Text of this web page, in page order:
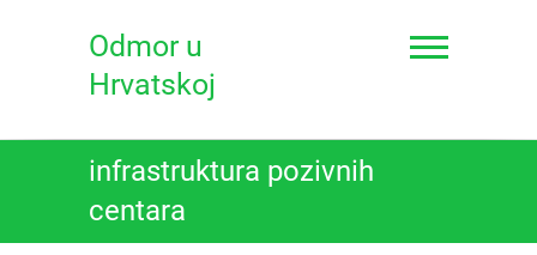
Odmor u
Hrvatskoj
infrastruktura pozivnih
centara